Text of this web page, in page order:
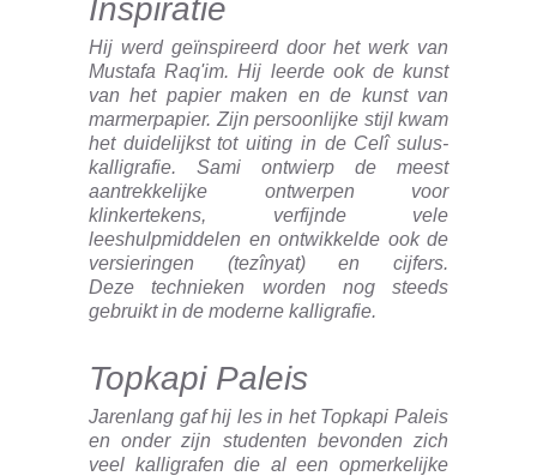
Inspiratie
Hij werd geïnspireerd door het werk van
Mustafa Raq'im. Hij leerde ook de kunst
van het papier maken en de kunst van
marmerpapier. Zijn persoonlijke stijl kwam
het duidelijkst tot uiting in de Celî sulus-
kalligrafie. Sami ontwierp de meest
aantrekkelijke ontwerpen voor
klinkertekens, verfijnde vele
leeshulpmiddelen en ontwikkelde ook de
versieringen (tezînyat) en cijfers.
Deze technieken worden nog steeds
gebruikt in de moderne kalligrafie.
Topkapi Paleis
Jarenlang gaf hij les in het Topkapi Paleis
en onder zijn studenten bevonden zich
veel kalligrafen die al een opmerkelijke